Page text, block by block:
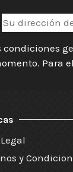
condiciones
Para
y